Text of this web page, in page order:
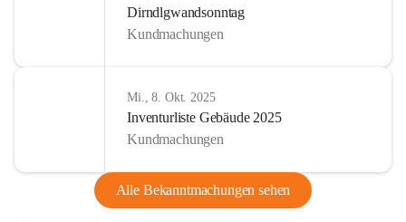
Dirndlgwandsonntag
Kundmachungen
Mi., 8. Okt. 2025
Inventurliste Gebäude 2025
Kundmachungen
Alle Bekanntmachungen sehen